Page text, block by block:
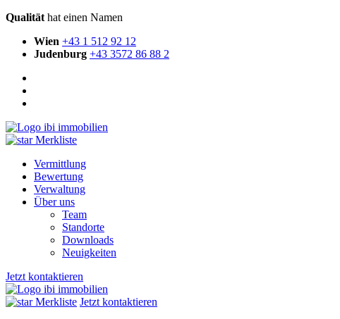
Qualität hat einen Namen
Wien +43 1 512 92 12
Judenburg +43 3572 86 88 2
Merkliste
Vermittlung
Bewertung
Verwaltung
Über uns
Team
Standorte
Downloads
Neuigkeiten
Jetzt kontaktieren
Merkliste Jetzt kontaktieren